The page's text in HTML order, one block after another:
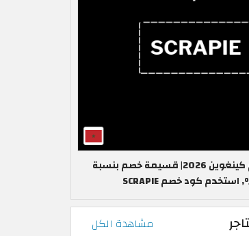
كوبون خصم كينغوين 2026| قسيمة خصم بنسبة
مشاهدة الكل